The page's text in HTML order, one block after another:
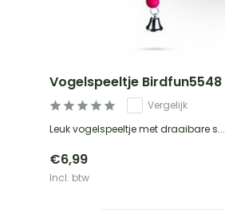
Vogelspeeltje Birdfun5548
Vergelijk
Leuk vogelspeeltje met draaibare s...
€6,99
Incl. btw